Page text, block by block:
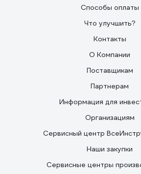
Способы оплаты
Что улучшить?
Контакты
О Компании
Поставщикам
Партнерам
Информация для
Организациям
Сервисный центр
Наши закупки
Сервисные центры